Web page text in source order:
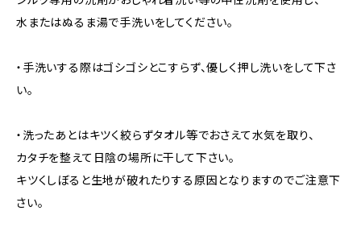
水またはぬるま湯で手洗いをしてください。
・手洗いする際はゴシゴシとこすらず、優しく押し洗いをして下さ
い。
・洗ったあとはキツく絞らずタオル等でおさえて水気を取り、
カタチを整えて日陰の場所に干して下さい。
キツくしぼると生地が破れたりする原因となりますのでご注意下
さい。